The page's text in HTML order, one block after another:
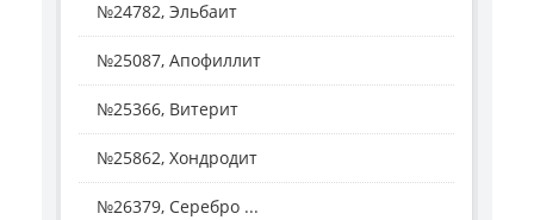
№24782, Эльбаит
№25087, Апофиллит
№25366, Витерит
№25862, Хондродит
№26379, Серебро ...